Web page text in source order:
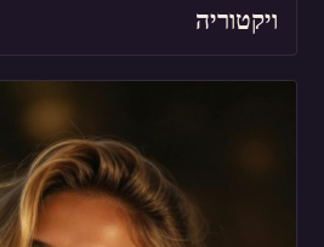
ויקטוריה